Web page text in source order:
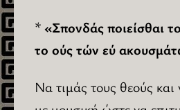
*«Σπονδάς ποιείσθαι
το ούς τών εύ
Να τιμάς τους θεούς και